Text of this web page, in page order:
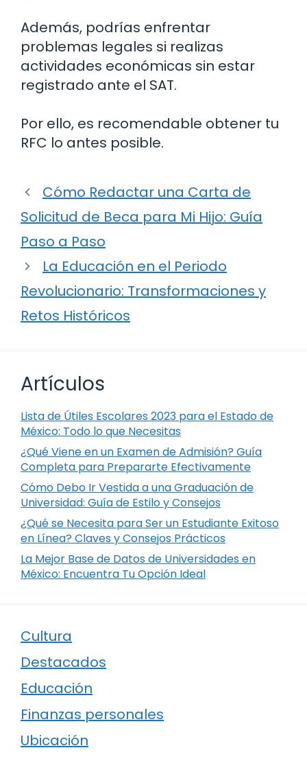
Además, podrías enfrentar
problemas legales si realizas
actividades económicas sin estar
registrado ante el SAT.
Por ello, es recomendable obtener tu
RFC lo antes posible.
Cómo Redactar una Carta de
Solicitud de Beca para Mi Hijo: Guía
Paso a Paso
La Educación en el Periodo
Revolucionario: Transformaciones y
Retos Históricos
Artículos
Lista de Útiles Escolares 2023 para el Estado de
México: Todo lo que Necesitas
¿Qué Viene en un Examen de Admisión? Guía
Completa para Prepararte Efectivamente
Cómo Debo Ir Vestida a una Graduación de
Universidad: Guía de Estilo y Consejos
¿Qué se Necesita para Ser un Estudiante Exitoso
en Línea? Claves y Consejos Prácticos
La Mejor Base de Datos de Universidades en
México: Encuentra Tu Opción Ideal
Cultura
Destacados
Educación
Finanzas personales
Ubicación